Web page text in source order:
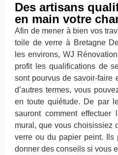
Des artisans
en main votre
Afin de mener à bien vos
toile de verre à Bretagne
les environs, WJ
profit les qualifications de
sont pourvus de savoir-faire
d’autres termes, vous
en toute quiétude. De par
sauront comment effectuer
mural, que vous choisissiez
verre ou du papier peint. Ils
donner des conseils si vous